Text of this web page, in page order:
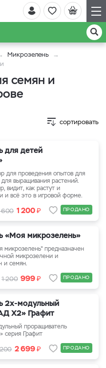
Микрозелень
семян и
сортировать
для детей
для проведения опытов для
выращивания растений.
видит, как растут и
и всё это в игровой форме.
600 1 200₽ ПРОДАНО
«Моя микрозелень»
микрозелень" предназначен
микрозелени и
и семян.
1 200 999₽ ПРОДАНО
2х-модульный
Х2» Графит
проращиватель
серия Графит
2 699₽ ПРОДАНО